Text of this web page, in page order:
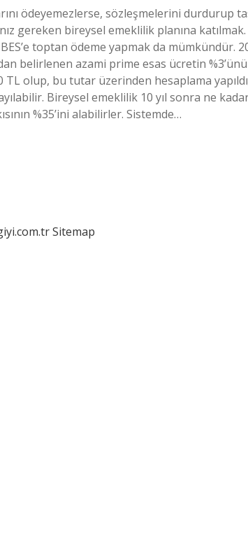
ödeyemezlerse, sözleşmelerini durdurup
gereken bireysel emeklilik planına
toptan ödeme yapmak da mümkündür.
belirlenen azami prime esas ücretin %3’ünü
olup, bu tutar üzerinden hesaplama
Bireysel emeklilik 10 yıl sonra ne
%35’ini alabilirler. Sistemde…
Sitemap